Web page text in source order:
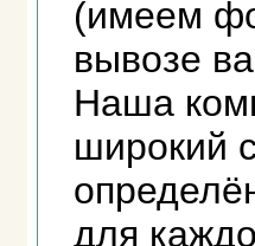
(имеем
вывозе
Наша
широкий
для